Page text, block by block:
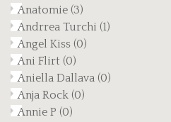
Anatomie (3)
Andrrea Turchi (1)
Angel Kiss (0)
Ani Flirt (0)
Aniella Dallava (0)
Anja Rock (0)
Annie P (0)